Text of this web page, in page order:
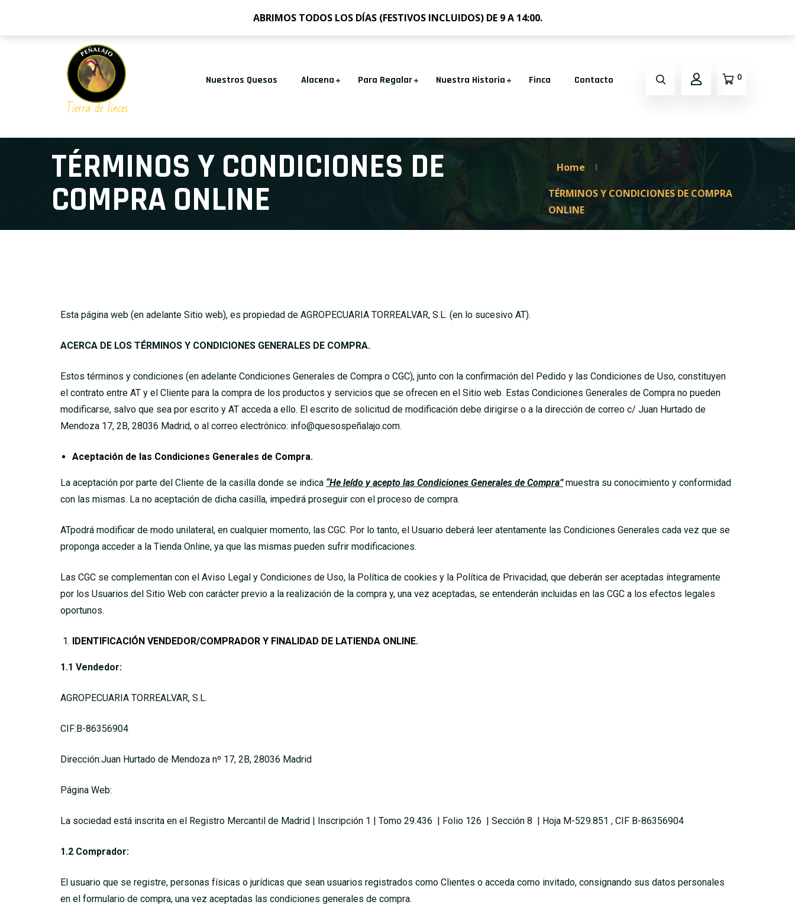
FINCA PEÑALAJO A-4 KM 227 (AUTOVIA DE ANDALUCIA)
Nuestros Quesos Alacena Para Regalar Nuestra Historia Finca Contacto 0
TÉRMINOS Y CONDICIONES DE
COMPRA ONLINE
Home
TÉRMINOS Y CONDICIONES DE COMPRA
ONLINE
Esta página web (en adelante Sitio web), es propiedad de AGROPECUARIA TORREALVAR, S.L. (en lo sucesivo AT).
ACERCA DE LOS TÉRMINOS Y CONDICIONES GENERALES DE COMPRA.
Estos términos y condiciones (en adelante Condiciones Generales de Compra o CGC), junto con la confirmación del Pedido y las Condiciones de Uso, constituyen
el contrato entre AT y el Cliente para la compra de los productos y servicios que se ofrecen en el Sitio web. Estas Condiciones Generales de Compra no pueden
modificarse, salvo que sea por escrito y AT acceda a ello. El escrito de solicitud de modificación debe dirigirse o a la dirección de correo c/ Juan Hurtado de
Mendoza 17, 2B, 28036 Madrid, o al correo electrónico: info@quesospeñalajo.com.
Aceptación de las Condiciones Generales de Compra.
La aceptación por parte del Cliente de la casilla donde se indica “He leído y acepto las Condiciones Generales de Compra”muestra su conocimiento y conformidad
con las mismas. La no aceptación de dicha casilla, impedirá proseguir con el proceso de compra.
ATpodrá modificar de modo unilateral, en cualquier momento, las CGC. Por lo tanto, el Usuario deberá leer atentamente las Condiciones Generales cada vez que se
proponga acceder a la Tienda Online, ya que las mismas pueden sufrir modificaciones.
Las CGC se complementan con el Aviso Legal y Condiciones de Uso, la Política de cookies y la Política de Privacidad, que deberán ser aceptadas íntegramente
por los Usuarios del Sitio Web con carácter previo a la realización de la compra y, una vez aceptadas, se entenderán incluidas en las CGC a los efectos legales
oportunos.
IDENTIFICACIÓN VENDEDOR/COMPRADOR Y FINALIDAD DE LATIENDA ONLINE.
1.1 Vendedor:
AGROPECUARIA TORREALVAR, S.L.
CIF:B-86356904
Dirección:Juan Hurtado de Mendoza nº 17, 2B, 28036 Madrid
Página Web:
La sociedad está inscrita en el Registro Mercantil de Madrid | Inscripción 1 | Tomo 29.436 | Folio 126 | Sección 8 | Hoja M-529.851 , CIF B-86356904
1.2 Comprador:
El usuario que se registre, personas físicas o jurídicas que sean usuarios registrados como Clientes o acceda como invitado, consignando sus datos personales
en el formulario de compra, una vez aceptadas las condiciones generales de compra.
ABRIMOS TODOS LOS DÍAS (FESTIVOS INCLUIDOS) DE 9 A 14:00.